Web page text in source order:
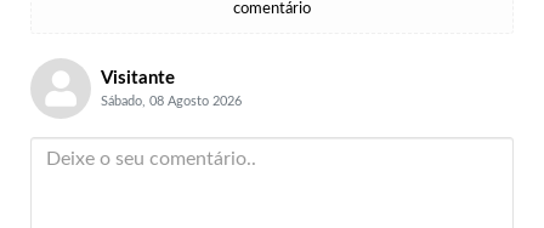
comentário
Visitante
Sábado, 08 Agosto 2026